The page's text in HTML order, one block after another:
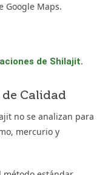
Google Maps.
de Shilajit.
Calidad
no se analizan para
mercurio y